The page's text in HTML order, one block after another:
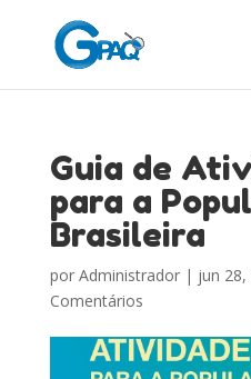
Guia de
para a
Brasileira
por Administrador| jun 28,
Comentários